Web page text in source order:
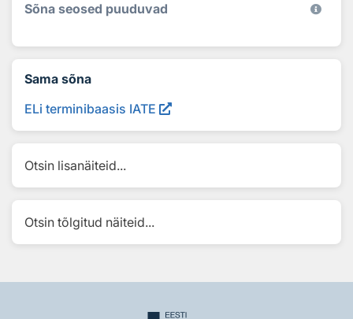
Sõna seosed puuduvad
Sama sõna
ELi terminibaasis IATE
Otsin lisanäiteid...
Otsin tõlgitud näiteid...